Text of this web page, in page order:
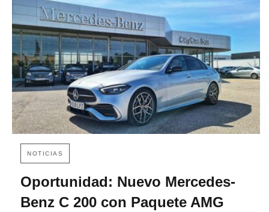
NOTICIAS
Oportunidad: Nuevo Mercedes-
Benz C 200 con Paquete AMG